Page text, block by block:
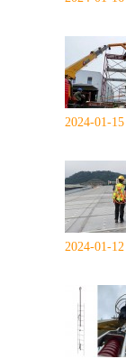
2024-01-
2024-01-